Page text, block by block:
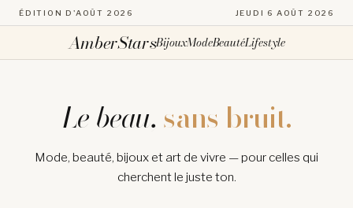
ÉDITION D'AOÛT 2026 JEUDI 6 AOÛT 2026
AmberStarsBijouxModeBeautéLifestyle
Le beau, sans bruit.
Mode, beauté, bijoux et art de vivre — pour celles qui
cherchent le juste ton.